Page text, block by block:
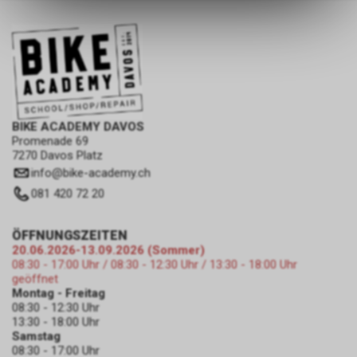
BIKE ACADEMY DAVOS
Promenade 69
7270 Davos Platz
info@bike-academy.ch
081 420 72 20
ÖFFNUNGSZEITEN
20.06.2026-13.09.2026 (Sommer)
08:30 - 17:00 Uhr / 08:30 - 12:30 Uhr / 13:30 - 18:00 Uhr
geöffnet
Montag - Freitag
08:30 - 12:30 Uhr
13:30 - 18:00 Uhr
Samstag
08:30 - 17:00 Uhr
dass die gespeicherten Daten
keinerlei Rückschlüsse auf Ihre
persönlichen Informationen
zulassen.